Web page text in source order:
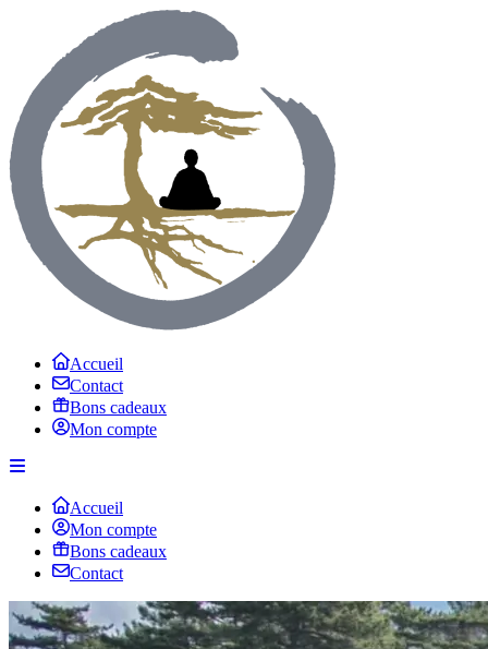
Accueil
Contact
Bons cadeaux
Mon compte
Accueil
Mon compte
Bons cadeaux
Contact